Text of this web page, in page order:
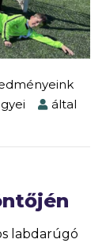
által
labdarúgó